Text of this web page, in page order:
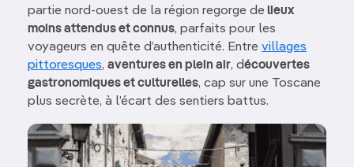
partie nord-ouest de la région regorge delieux
moins attendus et connus, parfaits pour les
voyageurs en quête d’authenticité. Entre villages
pittoresques, aventures en plein air, découvertes
gastronomiques et culturelles, cap sur une Toscane
plus secrète, à l’écart des sentiers battus.
Image